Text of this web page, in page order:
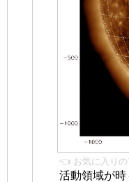
👈 お気に入りの
活動領域が